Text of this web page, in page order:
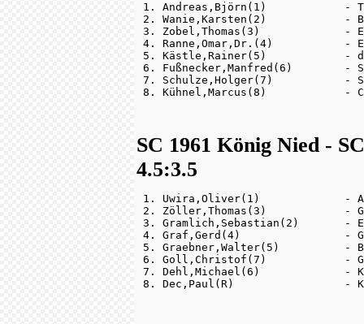
1. Andreas,Björn(1)            -
2. Wanie,Karsten(2)            -
3. Zobel,Thomas(3)             -
4. Ranne,Omar,Dr.(4)           -
5. Kästle,Rainer(5)            -
6. Fußnecker,Manfred(6)        -
7. Schulze,Holger(7)           -
SC 1961 König Nied -
4.5:3.5
1. Uwira,Oliver(1)             -
2. Zöller,Thomas(3)            -
3. Gramlich,Sebastian(2)       -
4. Graf,Gerd(4)                -
5. Graebner,Walter(5)          -
6. Goll,Christof(7)            -
7. Dehl,Michael(6)             -